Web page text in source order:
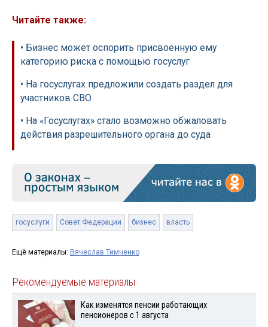
Читайте также:
• Бизнес может оспорить присвоенную ему
категорию риска с помощью госуслуг
• На госуслугах предложили создать раздел для
участников СВО
• На «Госуслугах» стало возможно обжаловать
действия разрешительного органа до суда
госуслуги Совет Федерации бизнес власть
Ещё материалы: Вячеслав Тимченко
Рекомендуемые материалы
Как изменятся пенсии работающих
пенсионеров с 1 августа